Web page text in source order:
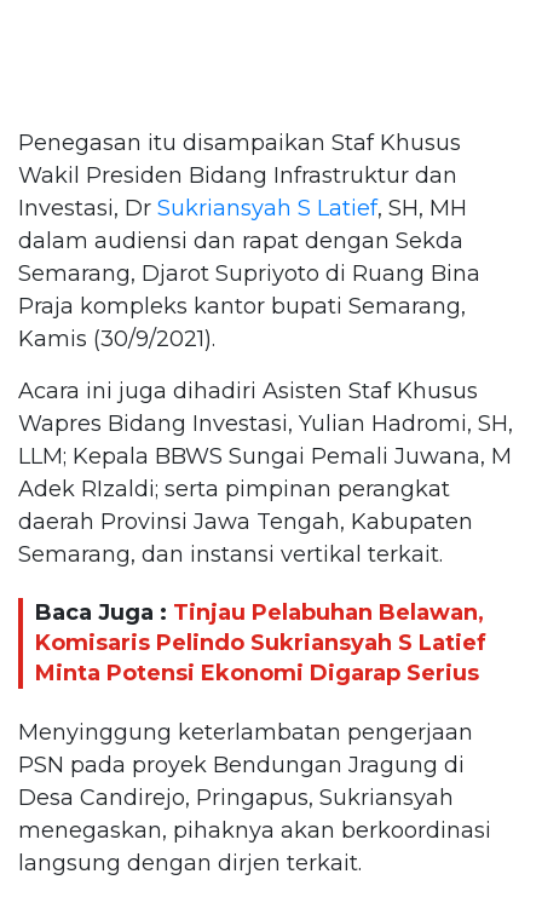
Penegasan itu disampaikan Staf Khusus
Wakil Presiden Bidang Infrastruktur dan
Investasi, Dr Sukriansyah S Latief, SH, MH
dalam audiensi dan rapat dengan Sekda
Semarang, Djarot Supriyoto di Ruang Bina
Praja kompleks kantor bupati Semarang,
Kamis (30/9/2021).
Acara ini juga dihadiri Asisten Staf Khusus
Wapres Bidang Investasi, Yulian Hadromi, SH,
LLM; Kepala BBWS Sungai Pemali Juwana, M
Adek RIzaldi; serta pimpinan perangkat
daerah Provinsi Jawa Tengah, Kabupaten
Semarang, dan instansi vertikal terkait.
Baca Juga : Tinjau Pelabuhan Belawan,
Komisaris Pelindo Sukriansyah S Latief
Minta Potensi Ekonomi Digarap Serius
Menyinggung keterlambatan pengerjaan
PSN pada proyek Bendungan Jragung di
Desa Candirejo, Pringapus, Sukriansyah
menegaskan, pihaknya akan berkoordinasi
langsung dengan dirjen terkait.